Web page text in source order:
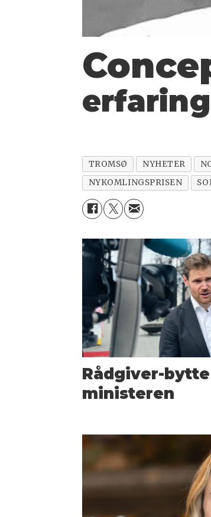
TROMSØ NYHETER
NYKOMLINGSPRISEN
Rådgiver-
ministeren